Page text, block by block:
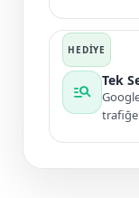
manage_search
Tek